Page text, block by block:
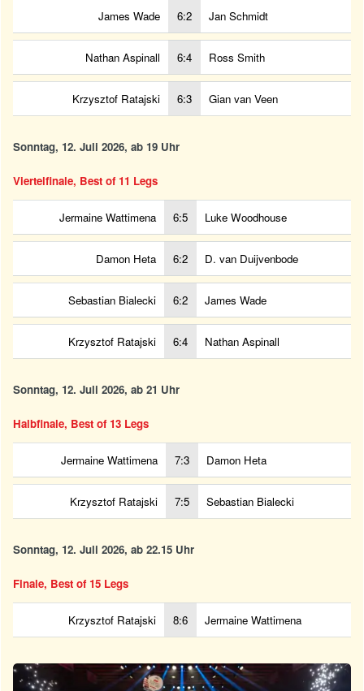
James Wade 6:2 Jan Schmidt
Nathan Aspinall 6:4 Ross Smith
Krzysztof Ratajski 6:3 Gian van Veen
Sonntag, 12. Juli 2026, ab 19 Uhr
Viertelfinale, Best of 11 Legs
Jermaine Wattimena 6:5 Luke Woodhouse
Damon Heta 6:2 D. van Duijvenbode
Sebastian Bialecki 6:2 James Wade
Krzysztof Ratajski 6:4 Nathan Aspinall
Sonntag, 12. Juli 2026, ab 21 Uhr
Halbfinale, Best of 13 Legs
Jermaine Wattimena 7:3 Damon Heta
Krzysztof Ratajski 7:5 Sebastian Bialecki
Sonntag, 12. Juli 2026, ab 22.15 Uhr
Finale, Best of 15 Legs
Krzysztof Ratajski 8:6 Jermaine Wattimena